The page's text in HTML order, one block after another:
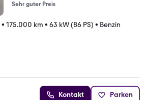
Sehr guter Preis
• 175.000 km • 63 kW (86 PS) • Benzin
Kontakt Parken